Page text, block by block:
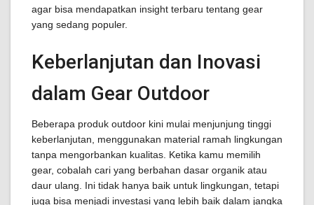
agar bisa mendapatkan insight terbaru tentang gear
yang sedang populer.
Keberlanjutan dan Inovasi
dalam Gear Outdoor
Beberapa produk outdoor kini mulai menjunjung tinggi
keberlanjutan, menggunakan material ramah lingkungan
tanpa mengorbankan kualitas. Ketika kamu memilih
gear, cobalah cari yang berbahan dasar organik atau
daur ulang. Ini tidak hanya baik untuk lingkungan, tetapi
juga bisa menjadi investasi yang lebih baik dalam jangka